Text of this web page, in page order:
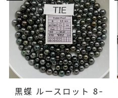
黒蝶 ルースロット 8-